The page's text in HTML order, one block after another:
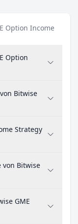
Option Income
Option
Bitwise
Strategy
von Bitwise
GME